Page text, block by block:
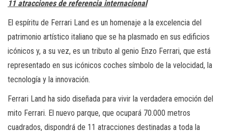
11 atracciones de referencia internacional
El espíritu de Ferrari Land es un homenaje a la excelencia del
patrimonio artístico italiano que se ha plasmado en sus edificios
icónicos y, a su vez, es un tributo al genio Enzo Ferrari, que está
representado en sus icónicos coches símbolo de la velocidad, la
tecnología y la innovación.
Ferrari Land ha sido diseñada para vivir la verdadera emoción del
mito Ferrari. El nuevo parque, que ocupará 70.000 metros
cuadrados, dispondrá de 11 atracciones destinadas a toda la